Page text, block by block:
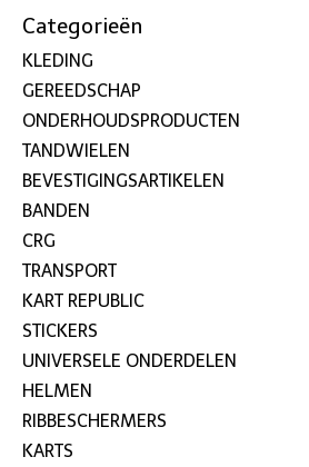
Categorieën
KLEDING
GEREEDSCHAP
ONDERHOUDSPRODUCTEN
TANDWIELEN
BEVESTIGINGSARTIKELEN
BANDEN
CRG
TRANSPORT
KART REPUBLIC
STICKERS
UNIVERSELE ONDERDELEN
HELMEN
RIBBESCHERMERS
KARTS